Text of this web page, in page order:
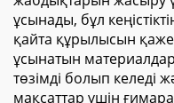
ұсынады, бұл
қайта құрылысын
ұсынатын
төзімді болып келеді
мақсаттар үшін